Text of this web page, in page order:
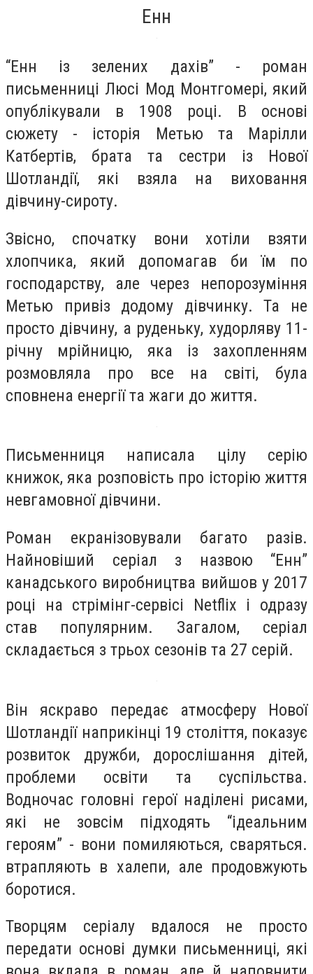
Енн
“Енн із зелених дахів” - роман
письменниці Люсі Мод Монтгомері, який
опублікували в 1908 році. В основі
сюжету - історія Метью та Марілли
Катбертів, брата та сестри із Нової
Шотландії, які взяла на виховання
дівчину-сироту.
Звісно, спочатку вони хотіли взяти
хлопчика, який допомагав би їм по
господарству, але через непорозуміння
Метью привіз додому дівчинку. Та не
просто дівчину, а руденьку, худорляву 11-
річну мрійницю, яка із захопленням
розмовляла про все на світі, була
сповнена енергії та жаги до життя.
Письменниця написала цілу серію
книжок, яка розповість про історію життя
невгамовної дівчини.
Роман екранізовували багато разів.
Найновіший серіал з назвою “Енн”
канадського виробництва вийшов у 2017
році на стрімінг-сервісі Netflix і одразу
став популярним. Загалом, серіал
складається з трьох сезонів та 27 серій.
Він яскраво передає атмосферу Нової
Шотландії наприкінці 19 століття, показує
розвиток дружби, дорослішання дітей,
проблеми освіти та суспільства.
Водночас головні герої наділені рисами,
які не зовсім підходять “ідеальним
героям” - вони помиляються, сваряться.
втрапляють в халепи, але продовжують
боротися.
Творцям серіалу вдалося не просто
передати основі думки письменниці, які